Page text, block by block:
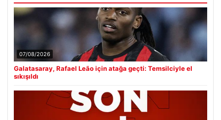
07/08/2026
Galatasaray, Rafael Leão için atağa geçti: Temsilciyle el
sıkışıldı